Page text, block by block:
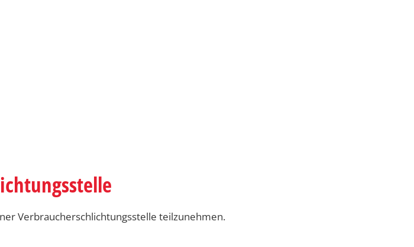
Verbraucherschlichtungsstelle teilzunehmen.